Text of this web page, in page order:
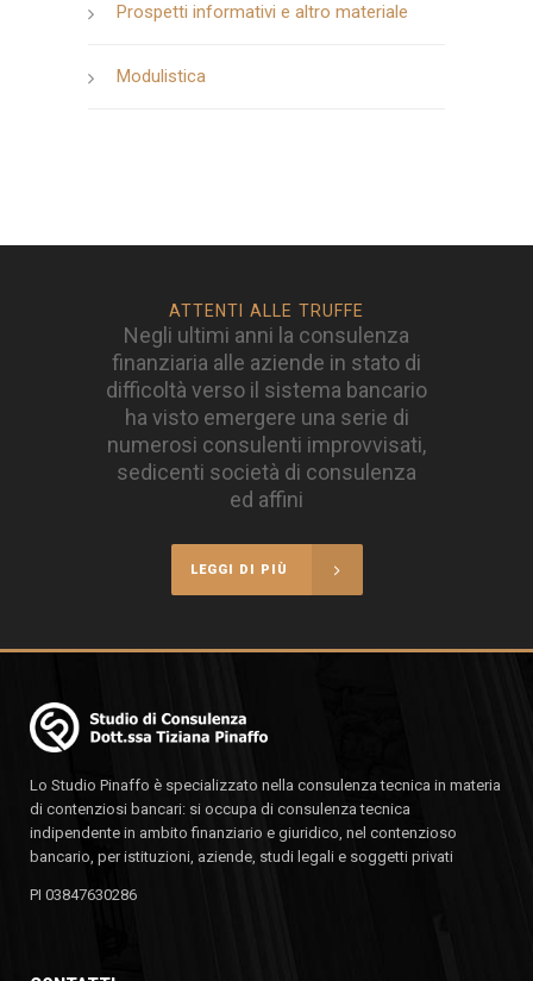
Prospetti informativi e altro materiale
Modulistica
ATTENTI ALLE TRUFFE
Negli ultimi anni la consulenza
finanziaria alle aziende in stato di
difficoltà verso il sistema bancario
ha visto emergere una serie di
numerosi consulenti improvvisati,
sedicenti società di consulenza
ed affini
LEGGI DI PIÙ
Lo Studio Pinaffo è specializzato nella consulenza tecnica in materia
di contenziosi bancari: si occupa di consulenza tecnica
indipendente in ambito finanziario e giuridico, nel contenzioso
bancario, per istituzioni, aziende, studi legali e soggetti privati
PI 03847630286